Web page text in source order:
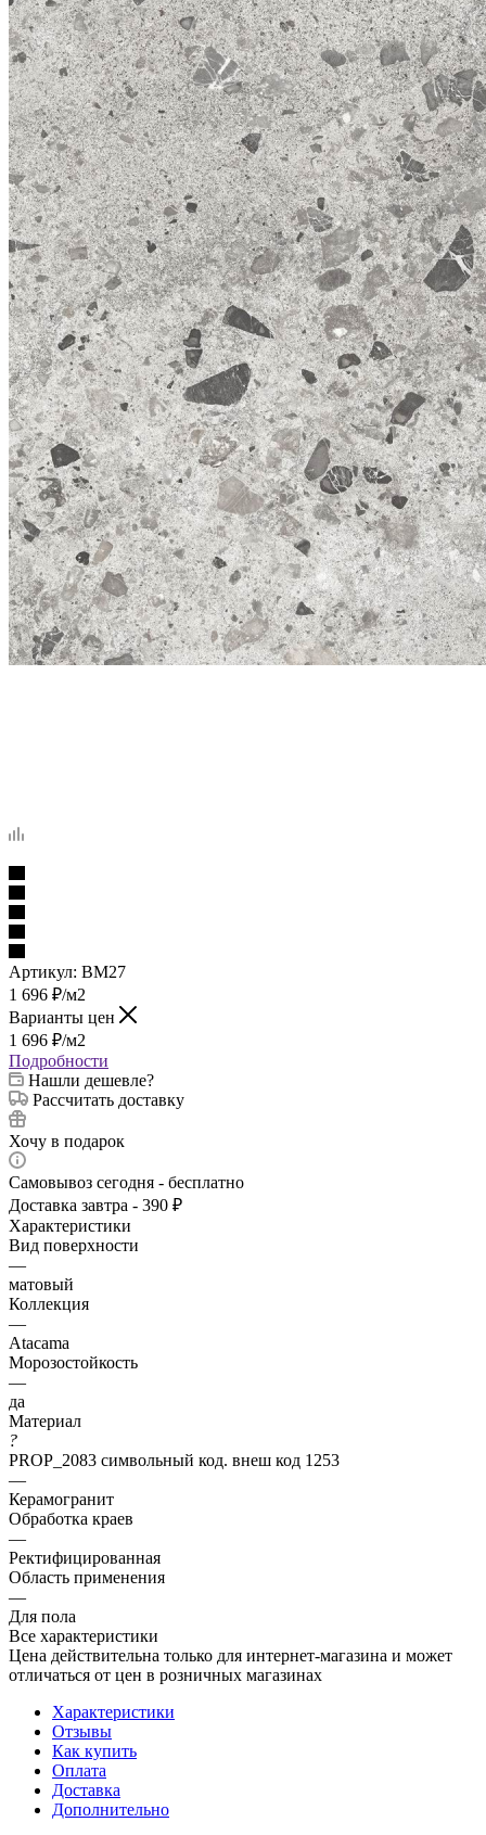
Артикул: BM27
1 696 ₽/м2
Варианты цен
1 696 ₽/м2
Подробности
Нашли дешевле?
Рассчитать доставку
Хочу в подарок
Самовывоз сегодня - бесплатно
Доставка завтра - 390 ₽
Характеристики
Вид поверхности
—
матовый
Коллекция
—
Atacama
Морозостойкость
—
да
Материал
?
PROP_2083 символьный код. внеш код 1253
—
Керамогранит
Обработка краев
—
Ректифицированная
Область применения
—
Для пола
Все характеристики
Цена действительна только для интернет-магазина и может
отличаться от цен в розничных магазинах
Характеристики
Отзывы
Как купить
Оплата
Доставка
Дополнительно